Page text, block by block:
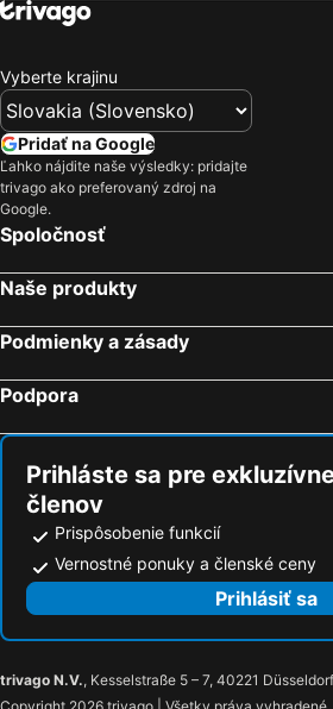
Vyberte krajinu
Pridať na Google
Ľahko nájdite naše výsledky: pridajte
trivago ako preferovaný zdroj na
Google.
Spoločnosť
Naše produkty
Podmienky a zásady
Podpora
Prihláste sa pre
členov
Prispôsobenie funkcií
Vernostné ponuky a členské ceny
Prihlásiť sa
trivago N.V., Kesselstraße 5 – 7, 40221